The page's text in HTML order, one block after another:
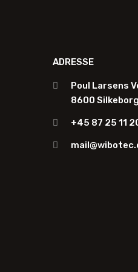
ADRESSE
Poul Larsens
8600 Silkeborg
+45 87 25 11